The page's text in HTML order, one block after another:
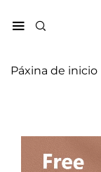
Páxina de inicio